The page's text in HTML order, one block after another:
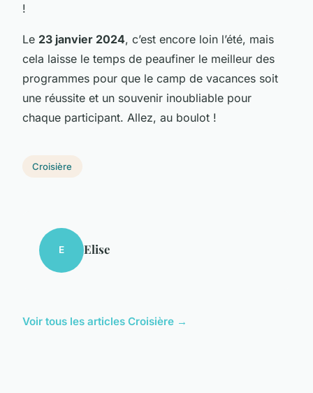
!
Le 23 janvier 2024, c’est encore loin l’été, mais
cela laisse le temps de peaufiner le meilleur des
programmes pour que le camp de vacances soit
une réussite et un souvenir inoubliable pour
chaque participant. Allez, au boulot !
Croisière
E Elise
Voir tous les articles Croisière →